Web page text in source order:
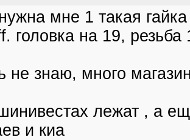
мне 1 такая
головка на 19, резьба
не знаю, много
лежат , а
и киа